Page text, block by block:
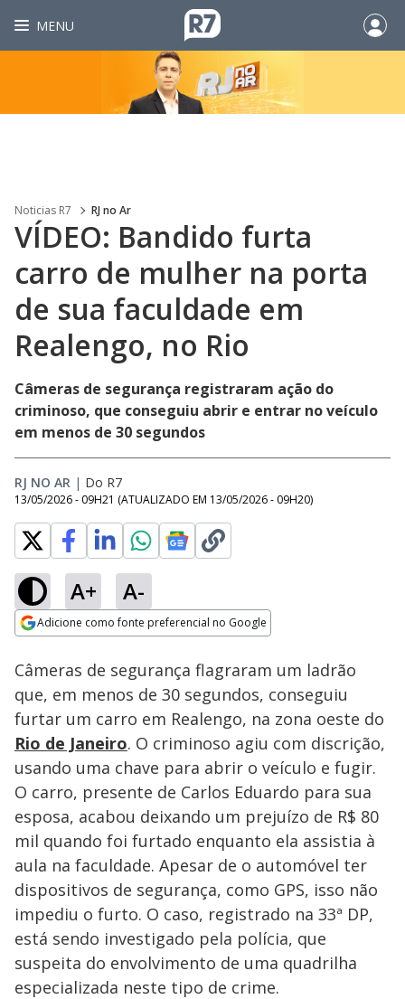
MENU
Noticias R7 RJ no Ar
VÍDEO: Bandido furta
carro de mulher na porta
de sua faculdade em
Realengo, no Rio
Câmeras de segurança registraram ação do
criminoso, que conseguiu abrir e entrar no veículo
em menos de 30 segundos
RJ NO AR | Do R7
13/05/2026 - 09H21 (ATUALIZADO EM 13/05/2026 - 09H20)
A+ A-
Adicione como fonte preferencial no Google
Ativar
Loaded
32.99%
Câmeras de segurança flagraram um ladrão
que, em menos de 30 segundos, conseguiu
furtar um carro em Realengo, na zona oeste do
Rio de Janeiro. O criminoso agiu com discrição,
usando uma chave para abrir o veículo e fugir.
O carro, presente de Carlos Eduardo para sua
esposa, acabou deixando um prejuízo de R$ 80
mil quando foi furtado enquanto ela assistia à
aula na faculdade. Apesar de o automóvel ter
dispositivos de segurança, como GPS, isso não
impediu o furto. O caso, registrado na 33ª DP,
está sendo investigado pela polícia, que
suspeita do envolvimento de uma quadrilha
especializada neste tipo de crime.